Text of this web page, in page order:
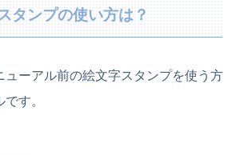
タンプの使い方は？
ューアル前の絵文字スタンプを使う方
す。